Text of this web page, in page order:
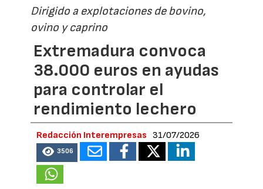
Dirigido a explotaciones de bovino,
ovino y caprino
Extremadura convoca
38.000 euros en ayudas
para controlar el
rendimiento lechero
Redacción Interempresas 31/07/2026
3506